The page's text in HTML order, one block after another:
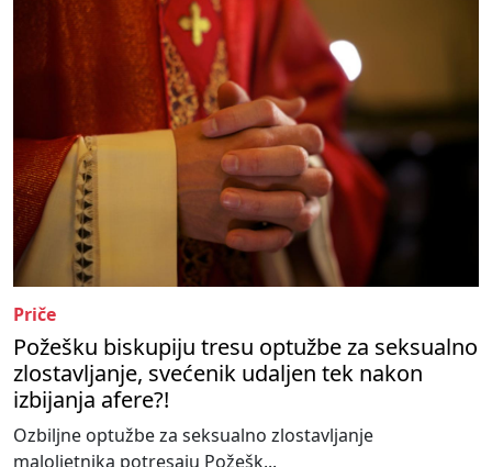
Priče
Požešku biskupiju tresu optužbe za seksualno
zlostavljanje, svećenik udaljen tek nakon
izbijanja afere?!
Ozbiljne optužbe za seksualno zlostavljanje
maloljetnika potresaju Požešk...